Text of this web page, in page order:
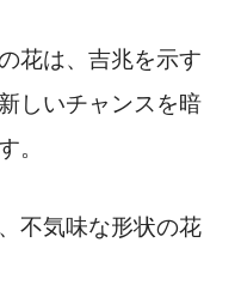
花は、吉兆を示す
しいチャンスを暗
。
不気味な形状の花